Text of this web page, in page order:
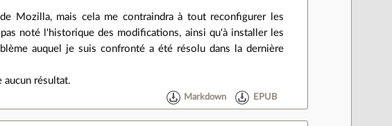
Mozilla, mais cela me contraindra à tout reconfigurer les
noté l'historique des modifications, ainsi qu'à installer les
auquel je suis confronté a été résolu dans la dernière
aucun résultat.
Markdown EPUB